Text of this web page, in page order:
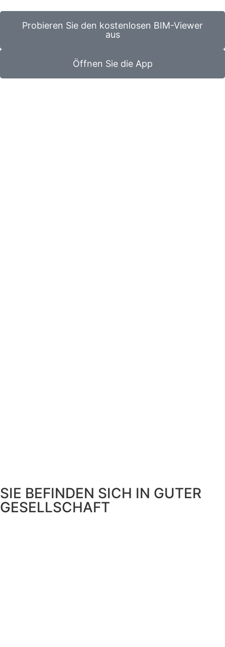
Probieren Sie den kostenlosen BIM-Viewer
aus
Öffnen Sie die App
SIE BEFINDEN SICH IN GUTER
GESELLSCHAFT